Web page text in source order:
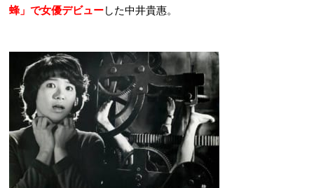
蜂」で女優デビューした中井貴惠。